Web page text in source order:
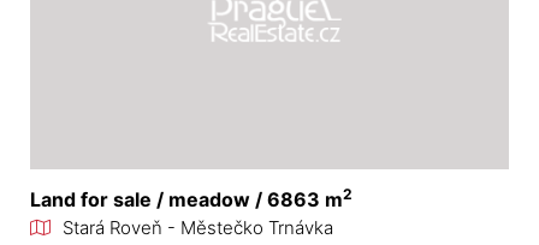
Land for sale / meadow / 6863 m2
Stará Roveň - Městečko Trnávka